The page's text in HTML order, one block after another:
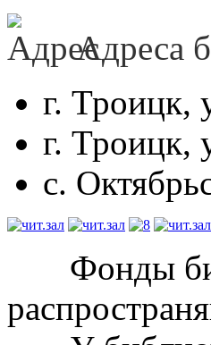
Адреса
г. Троицк,
г. Троицк,
с.
Фонды